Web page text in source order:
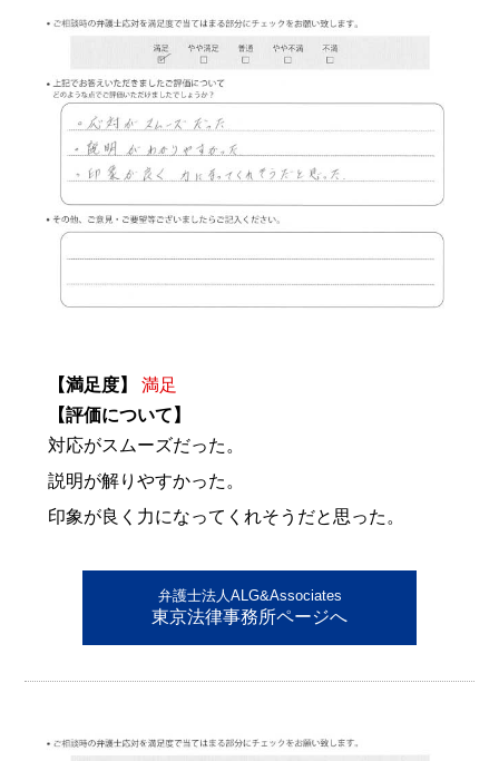
【満足度】
満足
【評価について】
対応がスムーズだった。
説明が解りやすかった。
印象が良く力になってくれそうだと思った。
弁護士法人ALG&Associates
東京法律事務所ページへ